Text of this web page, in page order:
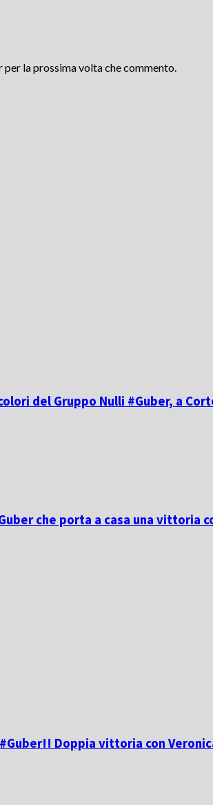
la prossima volta che commento.
del Gruppo Nulli #Guber, a
che porta a casa una vittoria
Doppia vittoria con